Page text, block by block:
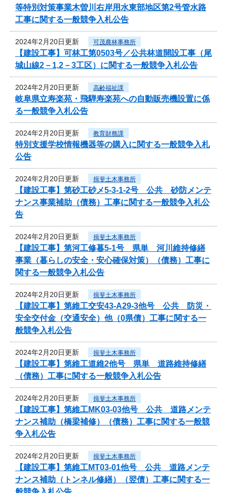
等特別対策事業木曽川右岸用水東部地区第2号管水路
工事に関する一般競争入札公告
2024年2月20日更新 可茂農林事務所
【建設工事】可林工第0503号／公共林道開設工事（尾
城山線2－1,2－3工区）に関する一般競争入札公告
2024年2月20日更新 高齢福祉課
岐阜県立寿楽苑・飛騨寿楽苑への自動販売機設置に係
る一般競争入札公告
2024年2月20日更新 教育財務課
特別支援学校情報機器等の購入に関する一般競争入札
公告
2024年2月20日更新 揖斐土木事務所
【建設工事】第砂工砂メ5-3-1-2号 公共 砂防メンテ
ナンス事業補助（債務）工事に関する一般競争入札公
告
2024年2月20日更新 揖斐土木事務所
【建設工事】第河工修暮5-1号 県単 河川維持修繕
事業（暮らしの安全・安心確保対策）（債務）工事に
関する一般競争入札公告
2024年2月20日更新 揖斐土木事務所
【建設工事】第維工交安43-A29-3他号 公共 防災・
安全交付金（交通安全）他（0県債）工事に関する一
般競争入札公告
2024年2月20日更新 揖斐土木事務所
【建設工事】第維工道維2他号 県単 道路維持修繕
（債務）工事に関する一般競争入札公告
2024年2月20日更新 揖斐土木事務所
【建設工事】第維工MK03-03他号 公共 道路メンテ
ナンス補助（橋梁補修）（債務）工事に関する一般競
争入札公告
2024年2月20日更新 揖斐土木事務所
【建設工事】第維工MT03-01他号 公共 道路メンテ
ナンス補助（トンネル修繕）（翌債）工事に関する一